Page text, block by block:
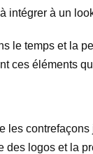
intégrer à un
le temps et la
ces éléments
les
logos et la